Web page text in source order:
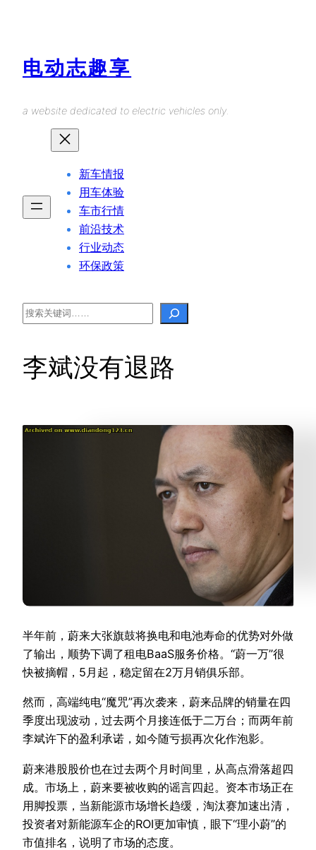
电动志趣享
a website dedicated to electric vehicles only.
新车情报
用车体验
车市行情
前沿技术
行业动态
环保政策
Search
李斌没有退路
半年前，蔚来大张旗鼓将换电和电池寿命的优势对外做
了输出，顺势下调了租电BaaS服务价格。“蔚一万”很
快被摘帽，5月起，稳定留在2万月销俱乐部。
然而，高端纯电“魔咒”再次袭来，蔚来品牌的销量在四
季度出现波动，过去两个月接连低于二万台；而两年前
李斌许下的盈利承诺，如今随亏损再次化作泡影。
蔚来港股股价也在过去两个月时间里，从高点滑落超四
成。市场上，蔚来要被收购的谣言四起。资本市场正在
用脚投票，当新能源市场增长趋缓，淘汰赛加速出清，
投资者对新能源车企的ROI更加审慎，眼下“理小蔚”的
市值排名，说明了市场的态度。